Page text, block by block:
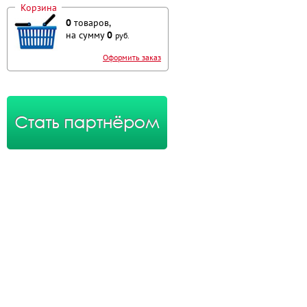
Корзина
0 товаров,
на сумму0 руб.
Оформить заказ